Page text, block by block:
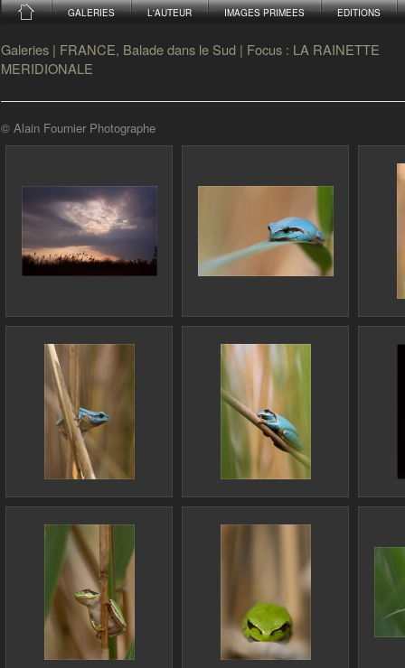
GALERIES L'AUTEUR IMAGES PRIMEES EDITIONS
Galeries | FRANCE, Balade dans le Sud | Focus : LA RAINETTE
MERIDIONALE
© Alain Fournier Photographe